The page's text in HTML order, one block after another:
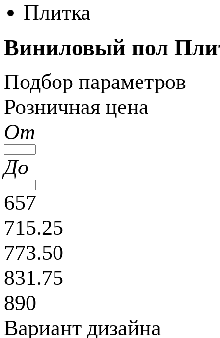
Плитка
Виниловый пол
Подбор параметров
Розничная цена
От
До
657
715.25
773.50
831.75
890
Вариант дизайна